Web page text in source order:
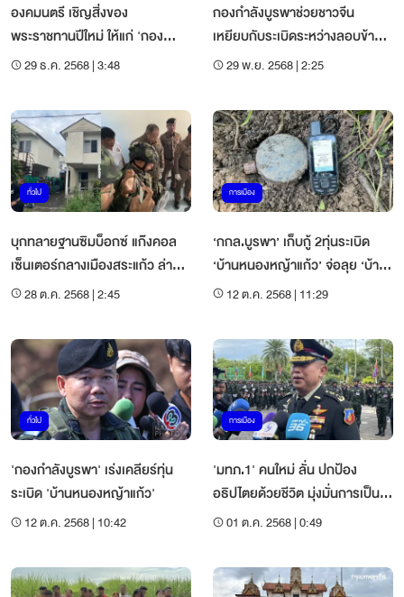
องคมนตรี เชิญสิ่งของ
พระราชทานปีใหม่ ให้แก่ 'กอง
กำลังบูรพา'
29 ธ.ค. 2568 | 3:48
กองกำลังบูรพาช่วยชาวจีน
เหยียบกับระเบิดระหว่างลอบข้าม
แดน29 พ.ย. 2568 | 2:25
ทั่วไป
บุกทลายฐานซิมบ็อกซ์ แก๊งคอล
เซ็นเตอร์กลางเมืองสระแก้ว ล่า
ตัวการ
28 ต.ค. 2568 | 2:45
การเมือง
‘กกล.บูรพา’ เก็บกู้ 2ทุ่นระเบิด
‘บ้านหนองหญ้าแก้ว’ จ่อลุย ‘บ้าน
หนองจาน’ ต่อ
12 ต.ค. 2568 | 11:29
ทั่วไป
'กองกำลังบูรพา' เร่งเคลียร์ทุ่น
ระเบิด 'บ้านหนองหญ้าแก้ว'
12 ต.ค. 2568 | 10:42
การเมือง
'มทภ.1' คนใหม่ ลั่น ปกป้อง
อธิปไตยด้วยชีวิต มุ่งมั่นการเป็นก
องทัพที่พร้อมรบ
01 ต.ค. 2568 | 0:49